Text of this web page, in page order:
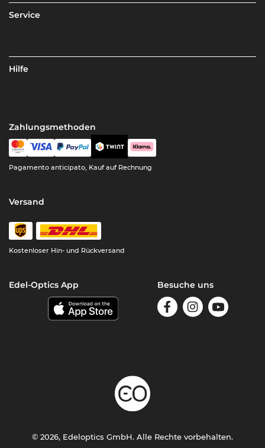
Service
Hilfe
Zahlungsmethoden
Pagamento anticipato, Kauf auf Rechnung
Versand
Kostenloser Hin- und Rückversand
Edel-Optics App Besuche uns
© 2026, Edeloptics GmbH. Alle Rechte vorbehalten.